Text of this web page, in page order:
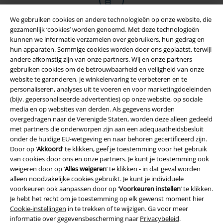
We gebruiken cookies en andere technologieën op onze website, die
gezamenlijk ‘cookies’ worden genoemd. Met deze technologieën
kunnen we informatie verzamelen over gebruikers, hun gedrag en
hun apparaten. Sommige cookies worden door ons geplaatst, terwijl
andere afkomstig zijn van onze partners. Wij en onze partners
gebruiken cookies om de betrouwbaarheid en veiligheid van onze
website te garanderen, je winkelervaring te verbeteren en te
personaliseren, analyses uit te voeren en voor marketingdoeleinden
(bijv. gepersonaliseerde advertenties) op onze website, op sociale
media en op websites van derden. Als gegevens worden
overgedragen naar de Verenigde Staten, worden deze alleen gedeeld
met partners die onderworpen zijn aan een adequaatheidsbesluit
onder de huidige EU-wetgeving en naar behoren gecertificeerd zijn.
Door op ‘Akkoord’ te klikken, geef je toestemming voor het gebruik
van cookies door ons en onze partners. Je kunt je toestemming ook
weigeren door op ‘Alles weigeren’ te klikken - in dat geval worden
alleen noodzakelijke cookies gebruikt. Je kunt je individuele
voorkeuren ook aanpassen door op ‘Voorkeuren instellen’ te klikken.
Je hebt het recht om je toestemming op elk gewenst moment hier
Cookie-instellingen in te trekken of te wijzigen. Ga voor meer
informatie over gegevensbescherming naar Privacybeleid.
Legal
Algemene Voorwaarden
Bedrijfsgegevens
Privacyverklaring
Verklaring van conformiteit